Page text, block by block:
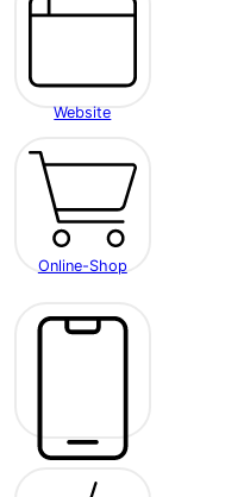
Website
Online-Shop
Mobile App